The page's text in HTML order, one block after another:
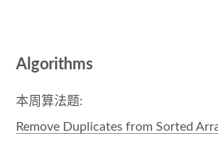
Algorithms
本周算法题:
Remove Duplicates from Sorted